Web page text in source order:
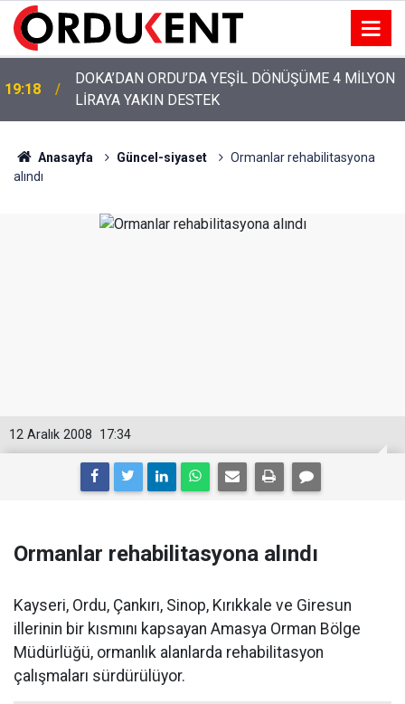
12:46
YENİ PARTİ’NİN ORDU’DAKİ 69 KİŞİLİK KURUCU
KADROSU AÇIKLANDI
Anasayfa Güncel-siyaset
Ormanlar rehabilitasyona
alındı
17:34
12 Aralık 2008
Ormanlar rehabilitasyona alındı
Kayseri, Ordu, Çankırı, Sinop, Kırıkkale ve Giresun
illerinin bir kısmını kapsayan Amasya Orman Bölge
Müdürlüğü, ormanlık alanlarda rehabilitasyon
çalışmaları sürdürülüyor.